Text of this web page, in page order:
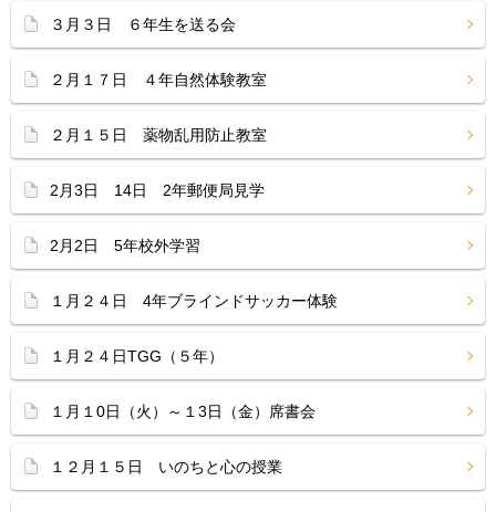
３月３日 ６年生を送る会
２月１７日 ４年自然体験教室
２月１５日 薬物乱用防止教室
2月3日 14日 2年郵便局見学
2月2日 5年校外学習
１月２４日 4年ブラインドサッカー体験
１月２４日TGG（５年）
１月１0日（火）～１3日（金）席書会
１２月１５日 いのちと心の授業